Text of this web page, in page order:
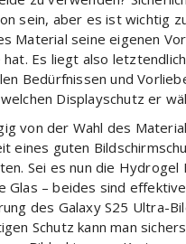
sein, aber es ist wichtig
Material seine eigenen
hat. Es liegt also
Bedürfnissen und
Displayschutz er
von der Wahl des
eines guten
Sei es nun die Hydrogel
Glas – beides sind
des Galaxy S25 Ultra-
Schutz kann man